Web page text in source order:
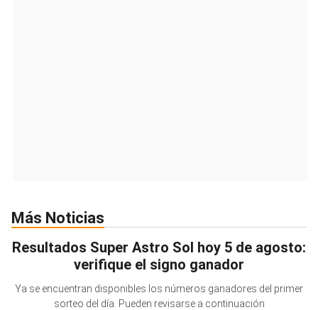
Más Noticias
Resultados Super Astro Sol hoy 5 de agosto:
verifique el signo ganador
Ya se encuentran disponibles los números ganadores del primer
sorteo del día. Pueden revisarse a continuación